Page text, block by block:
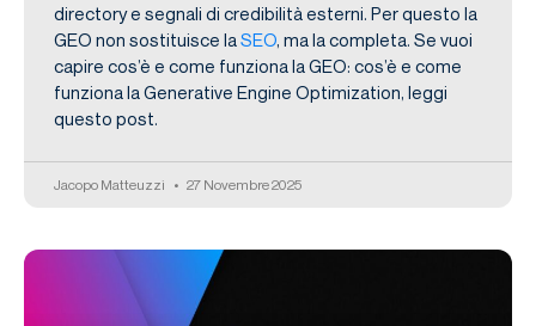
directory e segnali di credibilità esterni. Per questo la
GEO non sostituisce laSEO, ma la completa. Se vuoi
capire cos’è e come funziona la GEO: cos’è e come
funziona la Generative Engine Optimization, leggi
questo post.
Jacopo Matteuzzi 27 Novembre 2025